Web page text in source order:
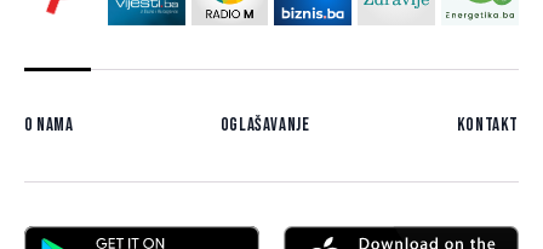
O nama Oglašavanje Kontakt